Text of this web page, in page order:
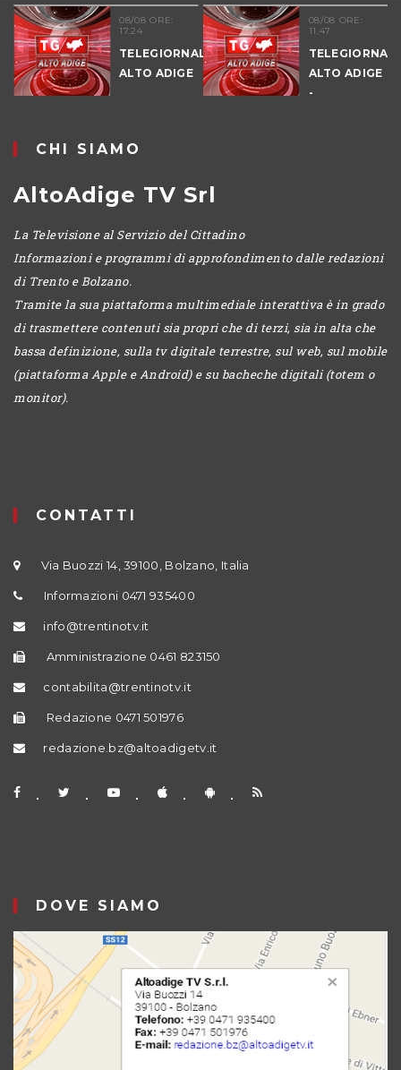
08/08 ORE:
17.24
TELEGIORNALE
ALTO ADIGE
08/08 ORE:
11.47
TELEGIORNALE
ALTO ADIGE
-
CHI SIAMO
AltoAdige TV Srl
La Televisione al Servizio del Cittadino
Informazioni e programmi di approfondimento dalle redazioni
di Trento e Bolzano.
Tramite la sua piattaforma multimediale interattiva è in grado
di trasmettere contenuti sia propri che di terzi, sia in alta che
bassa definizione, sulla tv digitale terrestre, sul web, sul mobile
(piattaforma Apple e Android) e su bacheche digitali (totem o
monitor).
CONTATTI
Via Buozzi 14, 39100, Bolzano, Italia
Informazioni 0471 935400
info@trentinotv.it
Amministrazione 0461 823150
contabilita@trentinotv.it
Redazione 0471 501976
redazione.bz@altoadigetv.it
DOVE SIAMO